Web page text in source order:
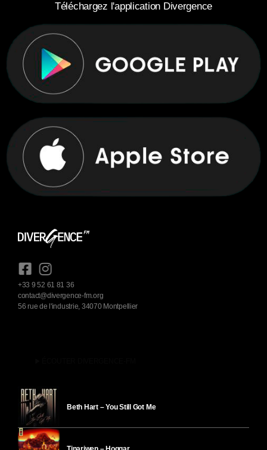
Téléchargez l'application Divergence
+33 9 52 61 81 36
contact@divergence-fm.org
56 rue de l'industrie, 34070 Montpellier
Beth Hart – You Still Got Me